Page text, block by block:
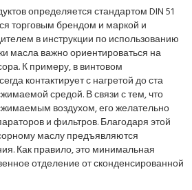
определяется стандартом DIN 51
торговым брендом и маркой и
в инструкции по использованию
масла важно ориентироваться на
К примеру, в винтовом
контактирует с нагретой до ста
средой. В связи с тем, что
воздухом, его желательно
и фильтров. Благодаря этой
маслу предъявляются
Как правило, это минимальная
отделение от сконденсированной